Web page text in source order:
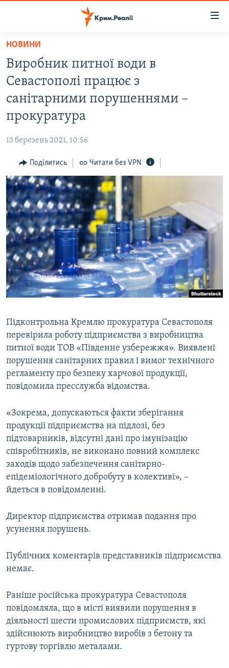
Перейти
основного
матеріалу
Перейти
до
основної
Перейти
пошуку
НОВИНИ
ВОДА.КРИМ
ВІДЕО ТА ФОТО
ПОГЛЯД
ІНТЕРВ'Ю
ВСЕ ЗА ДЕНЬ
СПЕЦПРОЕКТИ
ДЕПОРТАЦІЯ
ВІДЕОУРОКИ «ELIFBE»
СВІДЧЕННЯ ОКУПАЦІЇ
УКРАЇНСЬКА ПРОБЛЕМА КРИМУ
ІНФОГРАФІКА
ЯК ОБІЙТИ БЛОКУВАННЯ
Русский
Qırımtatar
ДОЛУЧАЙСЯ!
Усі сайти RFE/RL
НОВИНИ
Виробник питної води в
Севастополі працює з
санітарними порушеннями –
прокуратура
13 березень 2021, 10:56
Поділитись Читати без VPN
Підконтрольна Кремлю прокуратура Севастополя
перевірила роботу підприємства з виробництва
питної води ТОВ «Південне узбережжя». Виявлені
порушення санітарних правил і вимог технічного
регламенту про безпеку харчової продукції,
повідомила пресслужба відомства.
«Зокрема, допускаються факти зберігання
продукції підприємства на підлозі, без
підтоварників, відсутні дані про імунізацію
співробітників, не виконано повний комплекс
заходів щодо забезпечення санітарно-
епідеміологічного добробуту в колективі», –
йдеться в повідомленні.
Директор підприємства отримав подання про
усунення порушень.
Публічних коментарів представників підприємства
немає.
Раніше російська прокуратура Севастополя
повідомляла, що в місті виявили порушення в
діяльності шести промислових підприємств, які
здійснюють виробництво виробів з бетону та
гуртову торгівлю металами.